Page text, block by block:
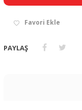
Favori Ekle
PAYLAŞ